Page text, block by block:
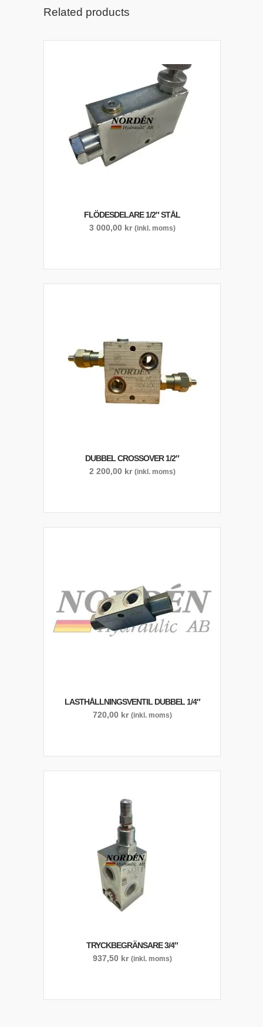
Related products
FLÖDESDELARE 1/2″ STÅL
3 000,00 kr (inkl. moms)
DUBBEL CROSSOVER 1/2″
2 200,00 kr (inkl. moms)
LASTHÅLLNINGSVENTIL DUBBEL 1/4″
720,00 kr (inkl. moms)
TRYCKBEGRÄNSARE 3/4″
937,50 kr (inkl. moms)